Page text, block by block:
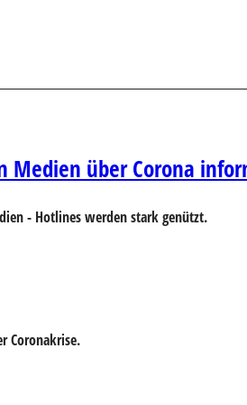
über Corona
- Hotlines werden stark genützt.
Coronakrise.